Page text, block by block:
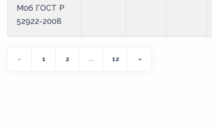
М0б ГОСТ Р
52922-2008
1 2 ... 12